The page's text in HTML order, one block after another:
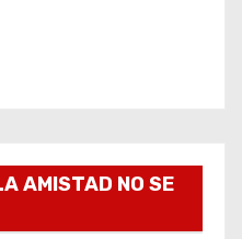
AMISTAD NO SE